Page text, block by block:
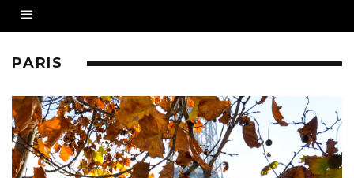
PARIS